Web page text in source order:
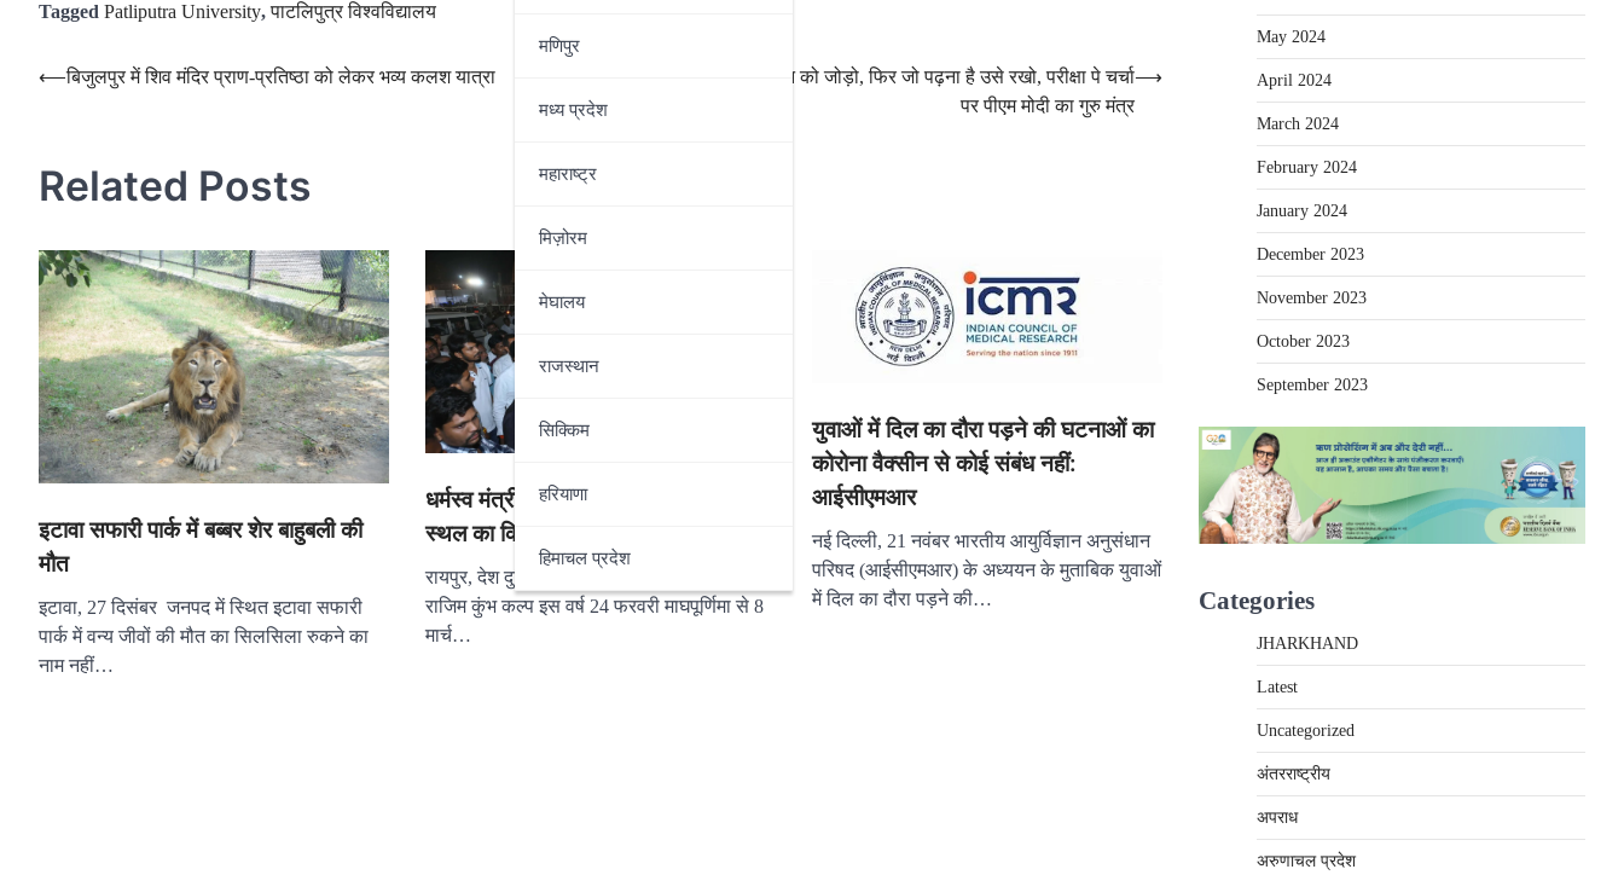
मणिपुर
मध्‍य प्रदेश
महाराष्‍ट्र
मिज़ोरम
मेघालय
राजस्थान
सिक्किम
हरियाणा
हिमाचल प्रदेश
Tagged Patliputra University,पाटलिपुत्र विश्वविद्यालय
Post
⟵बिजुलपुर में शिव मंदिर प्राण-प्रतिष्ठा को लेकर भव्य कलश यात्रा
पहलो मन को जोतो, फिर मन को जोड़ो, फिर जो पढ़ना है उसे रखो, परीक्षा पे चर्चा
पर पीएम मोदी का गुरु मंत्र
⟶
Related Posts
इटावा सफारी पार्क में बब्बर शेर बाहुबली की
मौत
इटावा, 27 दिसंबर जनपद में स्थित इटावा सफारी
पार्क में वन्य जीवों की मौत का सिलसिला रुकने का
नाम नहीं…
धर्मस्व मंत्री श्री बृजमोहन अग्रवाल ने मेला
स्थल का किया निरीक्षण
रायपुर, देश दुनिया में अपनी अलग पहचान बनाने वाला
राजिम कुंभ कल्प इस वर्ष 24 फरवरी माघपूर्णिमा से 8
मार्च…
युवाओं में दिल का दौरा पड़ने की घटनाओं का
कोरोना वैक्सीन से कोई संबंध नहीं:
आईसीएमआर
नई दिल्ली, 21 नवंबर भारतीय आयुर्विज्ञान अनुसंधान
परिषद (आईसीएमआर) के अध्ययन के मुताबिक युवाओं
में दिल का दौरा पड़ने की…
May 2024
April 2024
March 2024
February 2024
January 2024
December 2023
November 2023
October 2023
September 2023
Categories
JHARKHAND
Latest
Uncategorized
अंतरराष्‍ट्रीय
अपराध
अरुणाचल प्रदेश